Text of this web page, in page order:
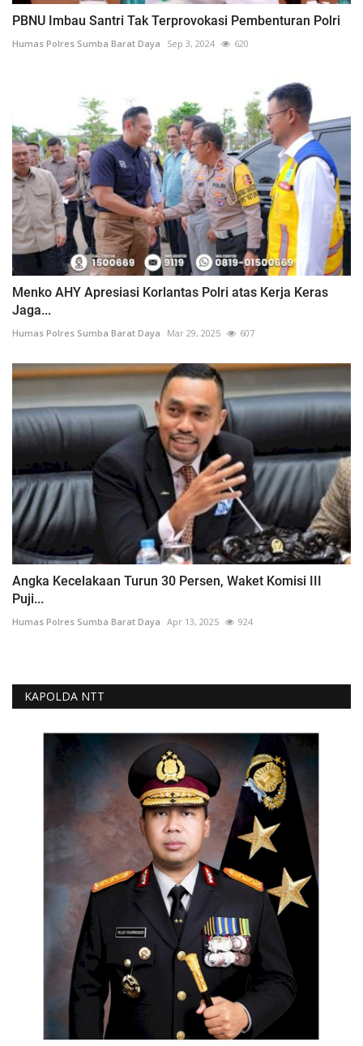
PBNU Imbau Santri Tak Terprovokasi Pembenturan Polri
Humas Polres Sumba Barat Daya Sep 3, 2024 620
Menko AHY Apresiasi Korlantas Polri atas Kerja Keras
Jaga...
Humas Polres Sumba Barat Daya Mar 29, 2025 607
Angka Kecelakaan Turun 30 Persen, Waket Komisi III
Puji...
Humas Polres Sumba Barat Daya Apr 13, 2025 924
KAPOLDA NTT